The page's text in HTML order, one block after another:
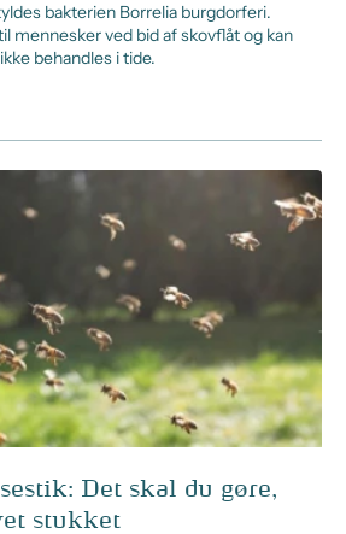
bakterien Borrelia burgdorferi.
mennesker ved bid af skovflåt og kan
behandles i tide.
Det skal du gøre,
stukket